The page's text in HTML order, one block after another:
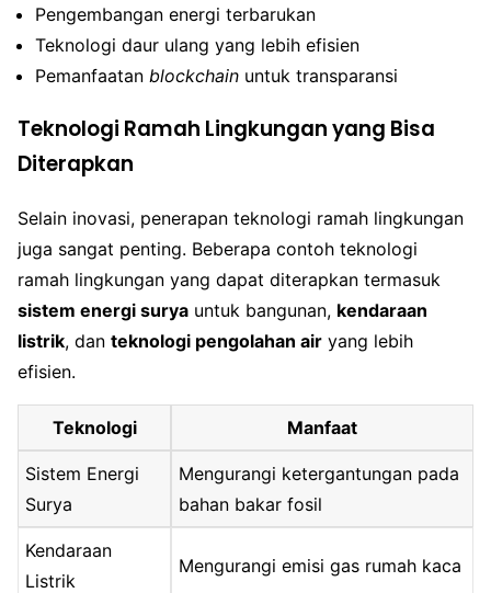
Pengembangan energi terbarukan
Teknologi daur ulang yang lebih efisien
Pemanfaatan blockchain untuk transparansi
Teknologi Ramah Lingkungan yang Bisa
Diterapkan
Selain inovasi, penerapan teknologi ramah lingkungan
juga sangat penting. Beberapa contoh teknologi
ramah lingkungan yang dapat diterapkan termasuk
sistem energi surya untuk bangunan, kendaraan
listrik, dan teknologi pengolahan air yang lebih
efisien.
Teknologi Manfaat
Sistem Energi
Surya
Mengurangi ketergantungan pada
bahan bakar fosil
Kendaraan
Listrik
Mengurangi emisi gas rumah kaca